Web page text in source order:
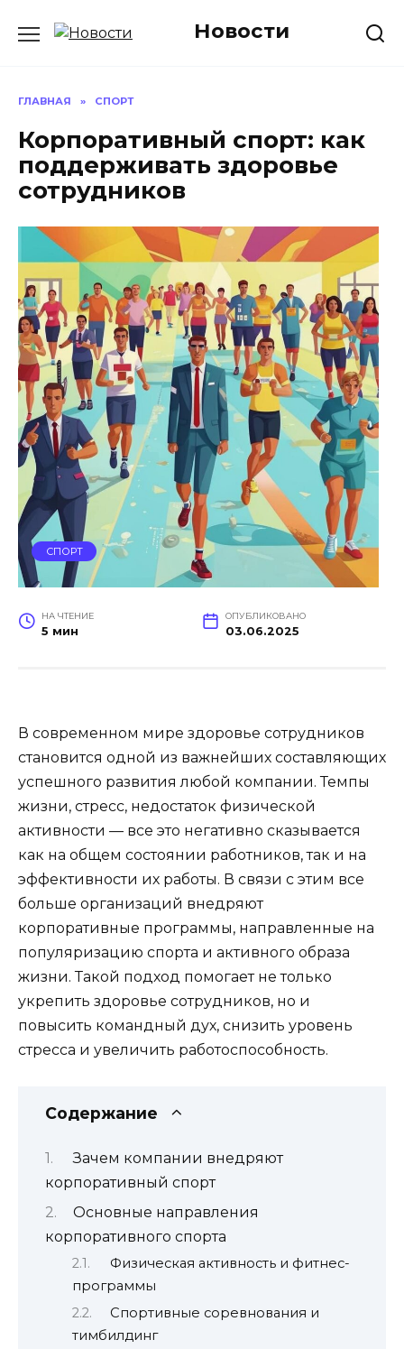
Новости
ГЛАВНАЯ » СПОРТ
Корпоративный спорт: как
поддерживать здоровье
сотрудников
СПОРТ
НА ЧТЕНИЕ
5 мин
ОПУБЛИКОВАНО
03.06.2025
В современном мире здоровье сотрудников
становится одной из важнейших составляющих
успешного развития любой компании. Темпы
жизни, стресс, недостаток физической
активности — все это негативно сказывается
как на общем состоянии работников, так и на
эффективности их работы. В связи с этим все
больше организаций внедряют
корпоративные программы, направленные на
популяризацию спорта и активного образа
жизни. Такой подход помогает не только
укрепить здоровье сотрудников, но и
повысить командный дух, снизить уровень
стресса и увеличить работоспособность.
Содержание
Зачем компании внедряют
корпоративный спорт
Основные направления
корпоративного спорта
Физическая активность и фитнес-
программы
Спортивные соревнования и
тимбилдинг